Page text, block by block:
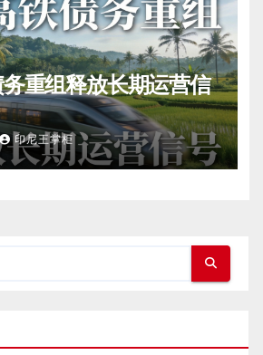
重组释放长期运营信
印尼王掌柜